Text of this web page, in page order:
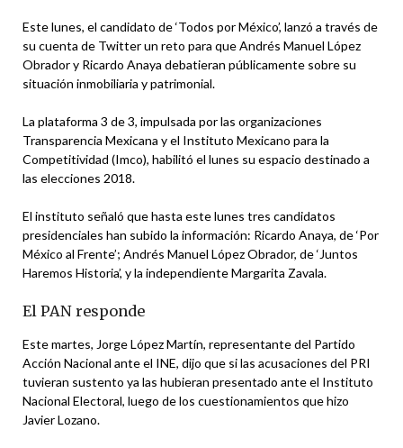
Este lunes, el candidato de ‘Todos por México’, lanzó a través de
su cuenta de Twitter un reto para que Andrés Manuel López
Obrador y Ricardo Anaya debatieran públicamente sobre su
situación inmobiliaria y patrimonial.
La plataforma 3 de 3, impulsada por las organizaciones
Transparencia Mexicana y el Instituto Mexicano para la
Competitividad (Imco), habilitó el lunes su espacio destinado a
las elecciones 2018.
El instituto señaló que hasta este lunes tres candidatos
presidenciales han subido la información: Ricardo Anaya, de ‘Por
México al Frente’; Andrés Manuel López Obrador, de ‘Juntos
Haremos Historia’, y la independiente Margarita Zavala.
El PAN responde
Este martes, Jorge López Martín, representante del Partido
Acción Nacional ante el INE, dijo que si las acusaciones del PRI
tuvieran sustento ya las hubieran presentado ante el Instituto
Nacional Electoral, luego de los cuestionamientos que hizo
Javier Lozano.